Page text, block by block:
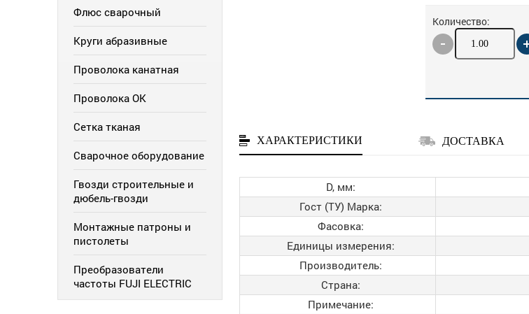
Флюс сварочный
Круги абразивные
Проволока канатная
Проволока ОК
Сетка тканая
Сварочное оборудование
Гвозди строительные и
дюбель-гвозди
Монтажные патроны и
пистолеты
Преобразователи
частоты FUJI ELECTRIC
Количество:
ХАРАКТЕРИСТИКИ ДОСТАВКА
D, мм:
Гост (ТУ) Марка:
Фасовка:
Единицы измерения:
Производитель:
Страна:
Примечание: